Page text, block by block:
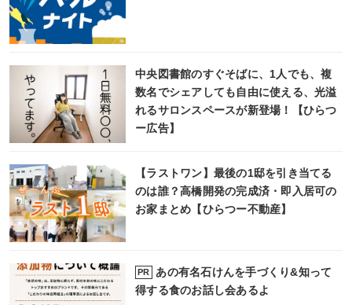
中央図書館のすぐそばに、1人でも、複
数名でシェアしても自由に使える、光溢
れるサロンスペースが新登場！【ひらつ
ー広告】
【ラストワン】最後の1邸を引き当てる
のは誰？高橋開発の完成済・即入居可の
お家まとめ【ひらつー不動産】
PR
あの有名石けんを手づくり&知って
得する食のお話し会あるよ